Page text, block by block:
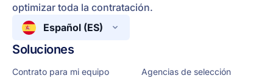
optimizar toda la contratación.
Español (ES)
Soluciones
Contrato para mi equipo
Agencias de selección